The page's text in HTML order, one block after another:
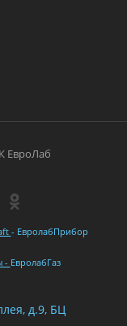
- ЕвролабПрибор
- ЕвролабГаз
д.9, БЦ
ЕвроЛаб